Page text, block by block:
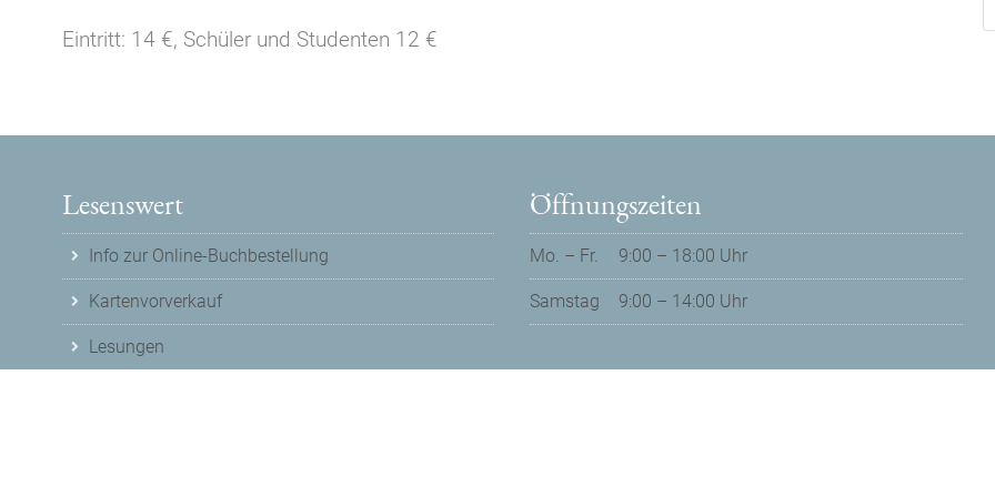
Eintritt: 14 €, Schüler und Studenten 12 €
Lesenswert
Info zur Online-Buchbestellung
Kartenvorverkauf
Lesungen
Öffnungszeiten
Mo. – Fr. 9:00 – 18:00 Uhr
Samstag 9:00 – 14:00 Uhr